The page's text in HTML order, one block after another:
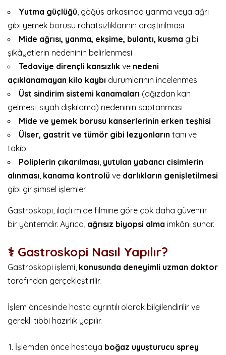
Yutma güçlüğü, göğüs arkasında yanma veya ağrı
gibi yemek borusu rahatsızlıklarının araştırılması
Mide ağrısı, yanma, ekşime, bulantı, kusma gibi
şikâyetlerin nedeninin belirlenmesi
Tedaviye dirençli kansızlık ve nedeni
açıklanamayan kilo kaybı durumlarının incelenmesi
Üst sindirim sistemi kanamaları (ağızdan kan
gelmesi, siyah dışkılama) nedeninin saptanması
Mide ve yemek borusu kanserlerinin erken teşhisi
Ülser, gastrit ve tümör gibi lezyonların tanı ve
takibi
Poliplerin çıkarılması, yutulan yabancı cisimlerin
alınması, kanama kontrolü ve darlıkların genişletilmesi
gibi girişimsel işlemler
Gastroskopi, ilaçlı mide filmine göre çok daha güvenilir
bir yöntemdir. Ayrıca, ağrısız biyopsi alma imkânı sunar.
⚕️ Gastroskopi Nasıl Yapılır?
Gastroskopi işlemi, konusunda deneyimli uzman doktor
tarafından gerçekleştirilir.
İşlem öncesinde hasta ayrıntılı olarak bilgilendirilir ve
gerekli tıbbi hazırlık yapılır.
İşlemden önce hastaya boğaz uyuşturucu sprey